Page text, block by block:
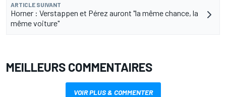
ARTICLE SUIVANT
Horner : Verstappen et Pérez auront "la même chance, la
même voiture"
MEILLEURS COMMENTAIRES
VOIR PLUS & COMMENTER